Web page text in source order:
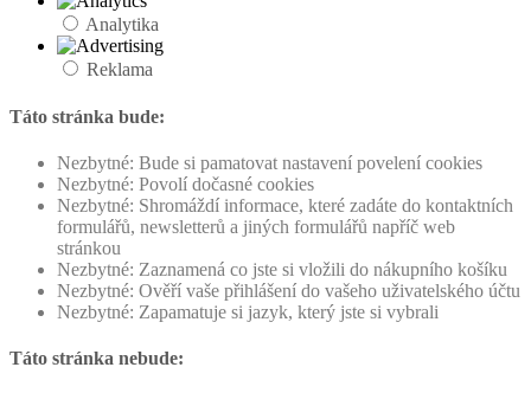
Analytika
Reklama
Táto stránka bude:
Nezbytné: Bude si pamatovat nastavení povelení cookies
Nezbytné: Povolí dočasné cookies
Nezbytné: Shromáždí informace, které zadáte do kontaktních
formulářů, newsletterů a jiných formulářů napříč web
stránkou
Nezbytné: Zaznamená co jste si vložili do nákupního košíku
Nezbytné: Ověří vaše přihlášení do vašeho uživatelského účtu
Nezbytné: Zapamatuje si jazyk, který jste si vybrali
Táto stránka nebude: